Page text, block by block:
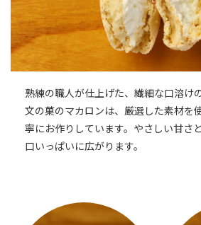
熟練の職人が仕上げた、繊細な口溶け
文の菓のマカロンは、厳選した素材を
寧にお作りしています。やさしい甘さ
口いっぱいに広がります。